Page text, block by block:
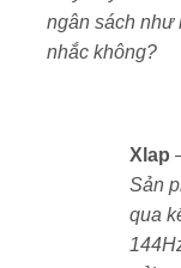
LED và tấm
làm mờ cục
giảm hiện
màu đen tái
ngân sách như
nhắc không?
Xlap
Sản
qua